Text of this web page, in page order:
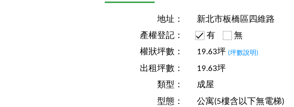
地址：
新北市板橋區四維路
產權登記：
有
無
權狀坪數：
19.63坪 (坪數說明)
出租坪數：
19.63坪
類型：
成屋
型態：
公寓(5樓含以下無電梯)